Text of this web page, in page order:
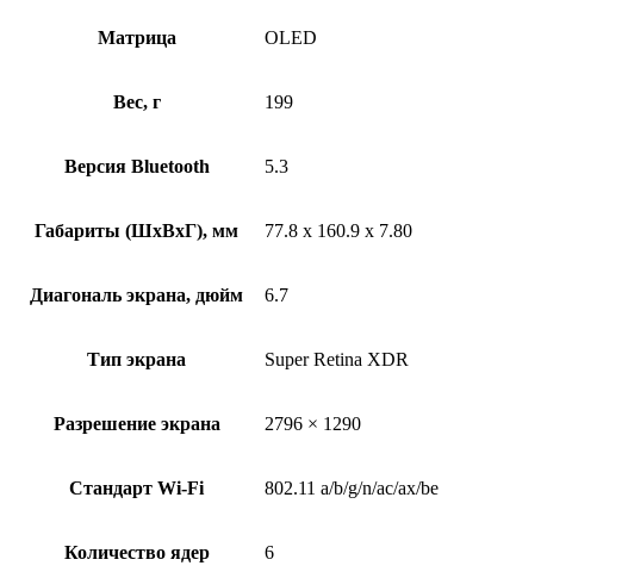
Матрица OLED
Вес, г 199
Версия Bluetooth 5.3
Габариты (ШxВxГ), мм 77.8 x 160.9 x 7.80
Диагональ экрана, дюйм 6.7
Тип экрана Super Retina XDR
Разрешение экрана 2796 × 1290
Стандарт Wi-Fi 802.11 a/b/g/n/ac/ax/be
Количество ядер 6